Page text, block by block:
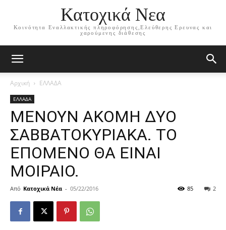
Κατοχικά Νεα
Κοινότητα Εναλλακτικής πληροφόρησης,Ελεύθερης Ερευνας και
χαρούμενης διάθεσης
Αρχική ΕΛΛΑΔΑ
ΕΛΛΑΔΑ
ΜΕΝΟΥΝ ΑΚΟΜΗ ΔΥΟ
ΣΑΒΒΑΤΟΚΥΡΙΑΚΑ. ΤΟ
ΕΠΟΜΕΝΟ ΘΑ ΕΙΝΑΙ
ΜΟΙΡΑΙΟ.
Από Κατοχικά Νέα - 05/22/2016 2
85